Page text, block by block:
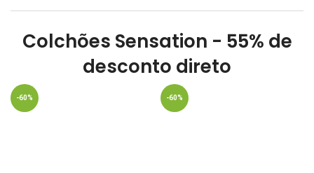
Colchões Sensation - 55% de
desconto direto
-60% -60%